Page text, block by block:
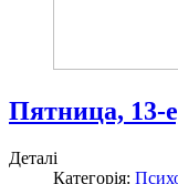
Пятница, 13-
Деталі
Категорія: